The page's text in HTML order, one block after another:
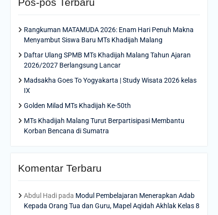
Rangkuman MATAMUDA 2026: Enam Hari Penuh Makna
Menyambut Siswa Baru MTs Khadijah Malang
Daftar Ulang SPMB MTs Khadijah Malang Tahun Ajaran
2026/2027 Berlangsung Lancar
Madsakha Goes To Yogyakarta | Study Wisata 2026 kelas
IX
Golden Milad MTs Khadijah Ke-50th
MTs Khadijah Malang Turut Berpartisipasi Membantu
Korban Bencana di Sumatra
Komentar Terbaru
Abdul Hadipada Modul Pembelajaran Menerapkan Adab
Kepada Orang Tua dan Guru, Mapel Aqidah Akhlak Kelas 8